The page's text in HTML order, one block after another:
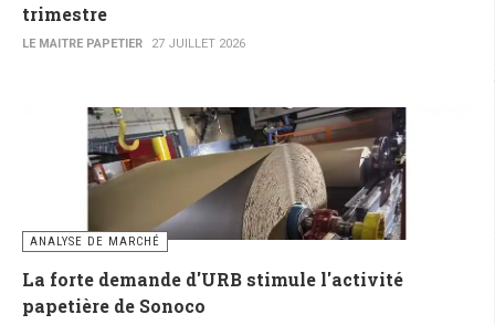
trimestre
LE MAITRE PAPETIER 27 JUILLET 2026
ANALYSE DE MARCHÉ
La forte demande d'URB stimule l'activité
papetière de Sonoco